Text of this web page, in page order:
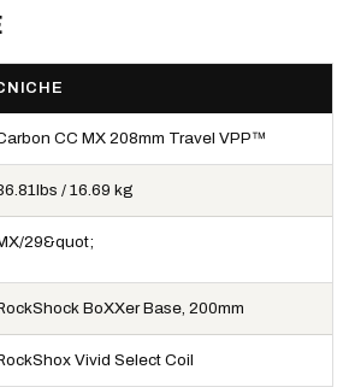
CC MX 208mm Travel VPP™
/ 16.69 kg
29&quot;
BoXXer Base, 200mm
Vivid Select Coil